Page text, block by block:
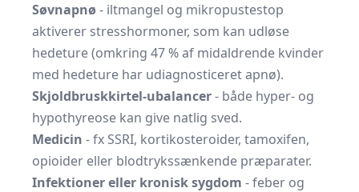
Søvnapnø- iltmangel og mikropustestop
aktiverer stresshormoner, som kan udløse
hedeture (omkring 47 % af midaldrende kvinder
med hedeture har udiagnosticeret apnø).
Skjoldbruskkirtel-ubalancer- både hyper- og
hypothyreose kan give natlig sved.
Medicin - fx SSRI, kortikosteroider, tamoxifen,
opioider eller blodtrykssænkende præparater.
Infektioner eller kronisk sygdom - feber og